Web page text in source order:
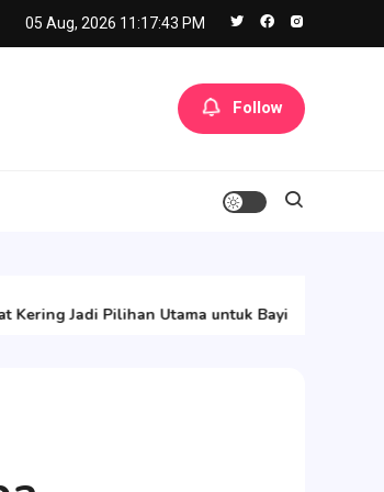
05 Aug, 2026 11:17:44 PM
Follow
Jadi Pilihan Utama untuk Bayi